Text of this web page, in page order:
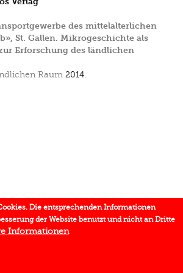
des mittelalterlichen
St. Gallen. Mikrogeschichte als
Erforschung des ländlichen
Raum 2014.
Die entsprechenden Informationen
der Website benutzt und nicht an Dritte
Informationen